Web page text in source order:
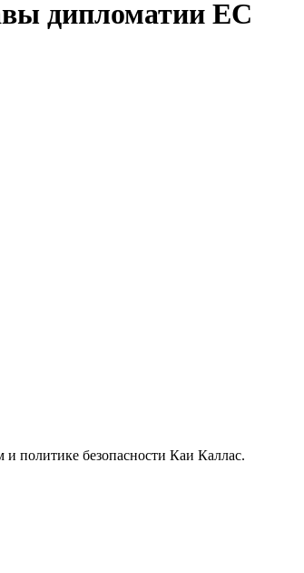
дипломатии ЕС
политике безопасности Каи Каллас.